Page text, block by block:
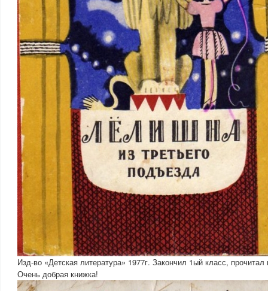
Изд-во «Детская литература» 1977г. Закончил 1ый класс,
Очень добрая книжка!